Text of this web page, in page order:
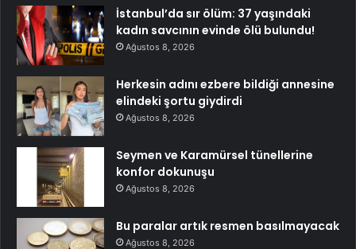
İstanbul’da sır ölüm: 37 yaşındaki
kadın savcının evinde ölü bulundu!
Ağustos 8, 2026
Herkesin adını ezbere bildiği annesine
elindeki şortu giydirdi
Ağustos 8, 2026
Seymen ve Karamürsel tünellerine
konfor dokunuşu
Ağustos 8, 2026
Bu paralar artık resmen basılmayacak
Ağustos 8, 2026